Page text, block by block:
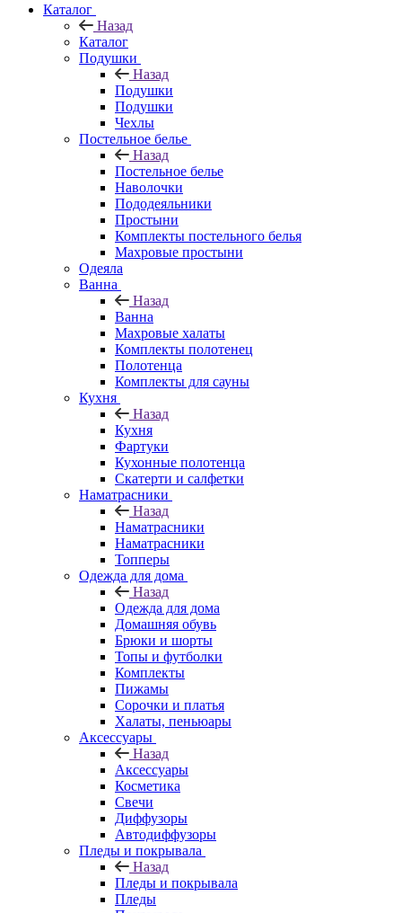
Каталог
Назад
Каталог
Подушки
Назад
Подушки
Подушки
Чехлы
Постельное белье
Назад
Постельное белье
Наволочки
Пододеяльники
Простыни
Комплекты постельного белья
Махровые простыни
Одеяла
Ванна
Назад
Ванна
Махровые халаты
Комплекты полотенец
Полотенца
Комплекты для сауны
Кухня
Назад
Кухня
Фартуки
Кухонные полотенца
Скатерти и салфетки
Наматрасники
Назад
Наматрасники
Наматрасники
Топперы
Одежда для дома
Назад
Одежда для дома
Домашняя обувь
Брюки и шорты
Топы и футболки
Комплекты
Пижамы
Сорочки и платья
Халаты, пеньюары
Аксессуары
Назад
Аксессуары
Косметика
Свечи
Диффузоры
Автодиффузоры
Пледы и покрывала
Назад
Пледы и покрывала
Пледы